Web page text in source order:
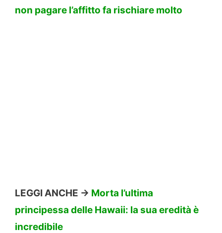
non pagare l’affitto fa rischiare molto
LEGGI ANCHE -> Morta l’ultima
principessa delle Hawaii: la sua eredità è
incredibile